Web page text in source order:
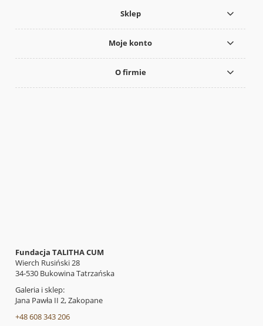
Sklep
Moje konto
O firmie
Fundacja TALITHA CUM
Wierch Rusiński 28
34-530 Bukowina Tatrzańska
Galeria i sklep:
Jana Pawła II 2, Zakopane
+48 608 343 206